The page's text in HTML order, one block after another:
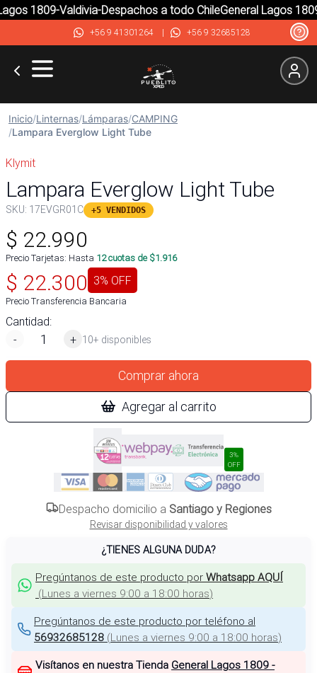
1809-Valdivia-Despachos a todo ChileGeneral Lagos
+56 9 41301264| +56 9 32685128
Inicio/Linternas/Lámparas/CAMPING
/Lampara Everglow Light Tube
Klymit
Lampara Everglow Light Tube
SKU: 17EVGR01C +5 VENDIDOS
$ 22.990
Precio Tarjetas: Hasta 12cuotas de $1.916
$ 22.300 3% OFF
Precio Transferencia Bancaria
Cantidad:
-
+ 10+ disponibles
Comprar ahora
Agregar al carrito
3%
OFF
Despacho domicilio a Santiago y Regiones
Revisar disponibilidad y valores
¿TIENES ALGUNA DUDA?
Pregúntanos de este producto por Whatsapp AQUÍ
(Lunes a viernes 9:00 a 18:00 horas)
Pregúntanos de este producto por teléfono al
56932685128 (Lunes a viernes 9:00 a 18:00 horas)
Visítanos en nuestra Tienda General Lagos 1809 -